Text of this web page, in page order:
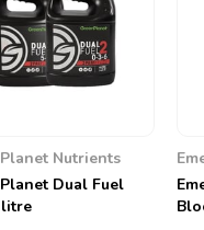
Harvest
Harvest Cali Pro
B 950 ml